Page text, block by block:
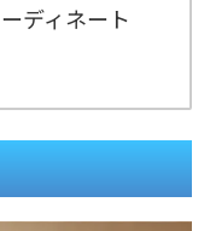
ディネート